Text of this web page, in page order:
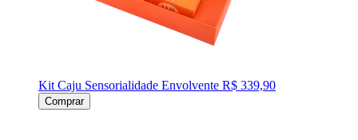
Kit Caju Sensorialidade Envolvente R$ 339,90
Comprar